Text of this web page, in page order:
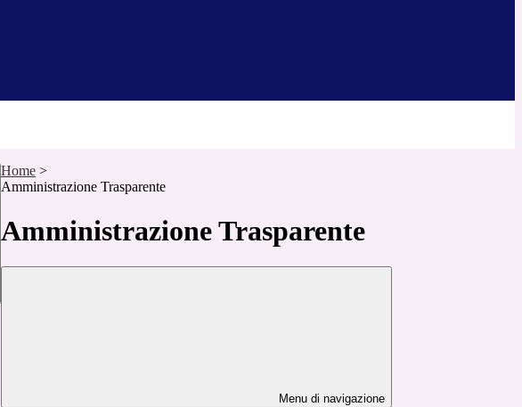
Home >
Amministrazione Trasparente
Amministrazione Trasparente
Menu di navigazione